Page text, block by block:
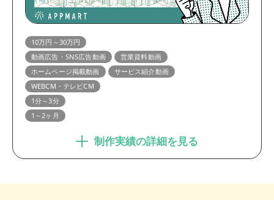
10万円～30万円
動画広告・SNS広告動画
営業資料動画
ホームページ掲載動画
サービス紹介動画
WEBCM・テレビCM
1分～3分
1～2ヶ月
制作実績の詳細を見る